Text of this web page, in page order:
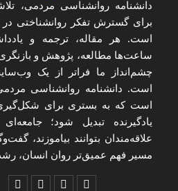
دانشنامه روانشناسی مردمی،
برای گسترش تفکر روانشناختی در
است. هر مقاله، ترجمه و
ساعت‌ها مطالعه، پژوهش و
چشم‌انداز ما فراتر از یک
است. دانشنامه روانشناسی
است که به بستری برای
یادگیرنده تبدیل شود؛
علاقه‌مندان بتوانند بیاموزند،
مسیر فهم عمیق‌تر روان انسان،